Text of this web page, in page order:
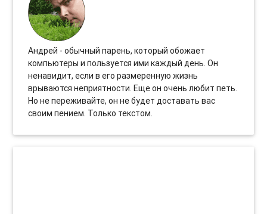
Андрей - обычный парень, который обожает
компьютеры и пользуется ими каждый день. Он
ненавидит, если в его размеренную жизнь
врываются неприятности. Еще он очень любит петь.
Но не переживайте, он не будет доставать вас
своим пением. Только текстом.